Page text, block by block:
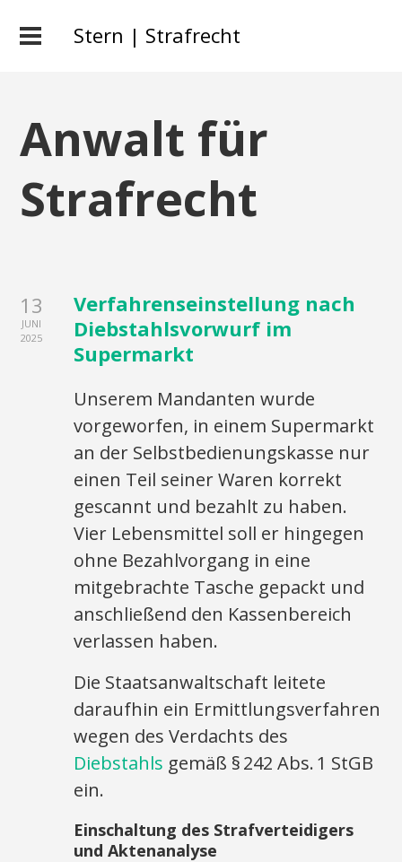
Stern | Strafrecht
Anwalt für
Strafrecht
13
JUNI
2025
Verfahrenseinstellung nach
Diebstahlsvorwurf im
Supermarkt
Unserem Mandanten wurde
vorgeworfen, in einem Supermarkt
an der Selbstbedienungskasse nur
einen Teil seiner Waren korrekt
gescannt und bezahlt zu haben.
Vier Lebensmittel soll er hingegen
ohne Bezahlvorgang in eine
mitgebrachte Tasche gepackt und
anschließend den Kassenbereich
verlassen haben.
Die Staatsanwaltschaft leitete
daraufhin ein Ermittlungsverfahren
wegen des Verdachts des
Diebstahls gemäß § 242 Abs. 1 StGB
ein.
Einschaltung des Strafverteidigers
und Aktenanalyse